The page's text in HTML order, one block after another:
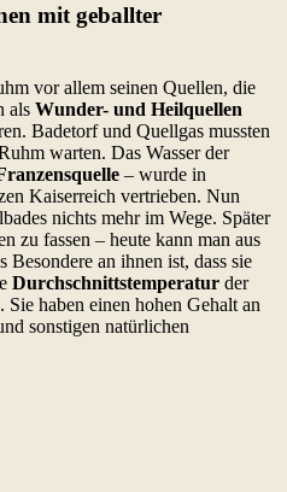
mit geballter
vor allem seinen Quellen, die
als Wunder- und Heilquellen
Badetorf und Quellgas mussten
warten. Das Wasser der
– wurde in
Kaiserreich vertrieben. Nun
nichts mehr im Wege. Später
zu fassen – heute kann man aus
an ihnen ist, dass sie
Durchschnittstemperatur der
. Sie haben einen hohen Gehalt an
sonstigen natürlichen